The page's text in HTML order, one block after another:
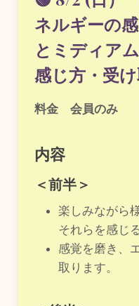
ネルギーの
とミディア
感じ方・受
料金 会員のみ
内容
＜前半＞
楽しみながら
それらを感じ
感覚を磨き、
取ります。